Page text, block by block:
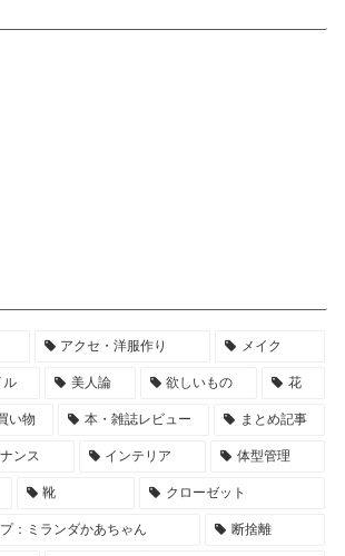
アクセ・洋服作り メイク
ル 美人論 欲しいもの 花
い物 本・雑誌レビュー まとめ記事
ンス インテリア 体型管理
靴 クローゼット
：ミランダかあちゃん 断捨離